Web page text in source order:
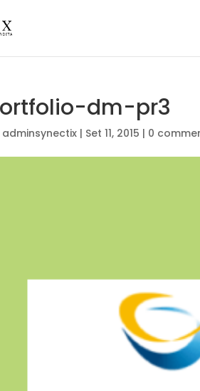
dm-pr3
adminsynectix | Set 11, 2015 | 0